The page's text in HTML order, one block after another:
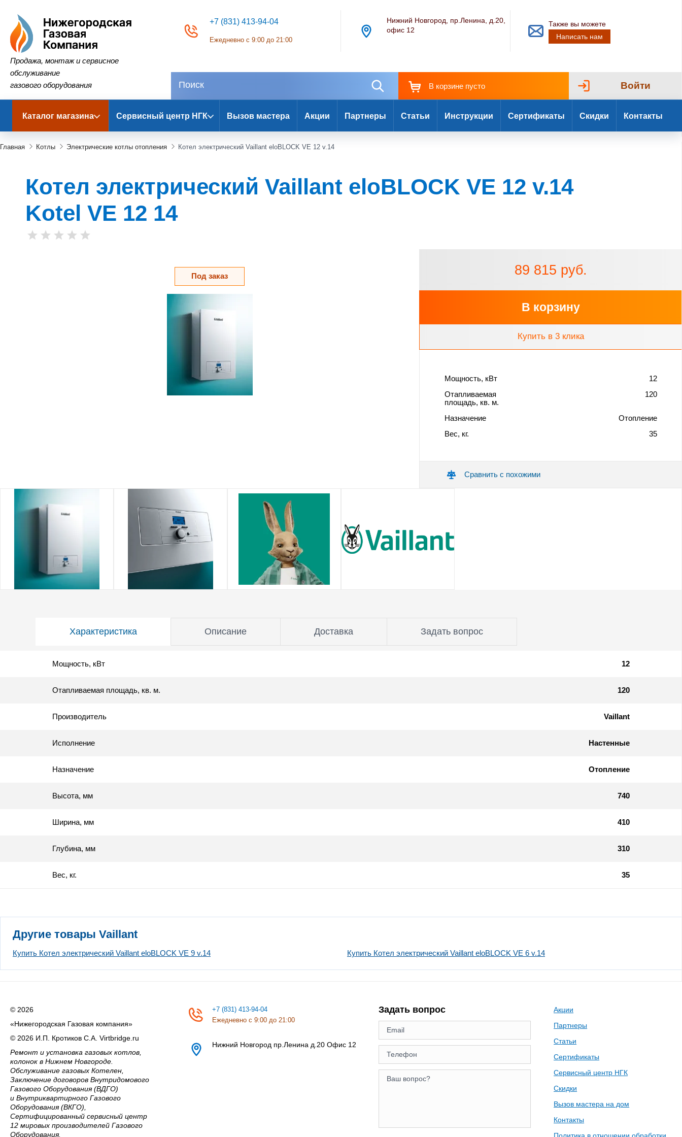
Нижегородская Газовая Компания
Продажа, монтаж и сервисное
обслуживание
газового оборудования
+7 (831) 413-94-04
Ежедневно с 9:00 до 21:00
Нижний Новгород, пр.Ленина, д.20,
офис 12
Также вы можете
Написать нам
В корзине пусто Войти
Каталог магазина Сервисный центр НГК Вызов мастера Акции Партнеры Статьи Инструкции Сертификаты Скидки Контакты
Главная Котлы Электрические котлы отопления Котел электрический Vaillant eloBLOCK VE 12 v.14
Котел электрический Vaillant eloBLOCK VE 12 v.14
Kotel VE 12 14
Под заказ 89 815 руб.
В корзину
Купить в 3 клика
Мощность, кВт
12
Отапливаемая
площадь, кв. м.
120
Назначение
Отопление
Вес, кг.
35
Сравнить с похожими
Характеристика Описание Доставка Задать вопрос
Мощность, кВт 12
Отапливаемая площадь, кв. м. 120
Производитель Vaillant
Исполнение Настенные
Назначение Отопление
Высота, мм 740
Ширина, мм 410
Глубина, мм 310
Вес, кг. 35
Другие товары Vaillant
Купить Котел электрический Vaillant eloBLOCK VE 9 v.14 Купить Котел электрический Vaillant eloBLOCK VE 6 v.14
© 2026
«Нижегородская Газовая компания»
© 2026 И.П. Кротиков С.А. Virtbridge.ru
Ремонт и установка газовых котлов,
колонок в Нижнем Новгороде.
Обслуживание газовых Котелен,
Заключение договоров Внутридомового
Газового Оборудования (ВДГО)
и Внутриквартирного Газового
Оборудования (ВКГО),
Сертифицированный сервисный центр
12 мировых производителей Газового
Оборудования.
+7 (831) 413-94-04
Ежедневно с 9:00 до 21:00
Нижний Новгород пр.Ленина д.20 Офис 12
Задать вопрос
Акции
Партнеры
Статьи
Сертификаты
Сервисный центр НГК
Скидки
Вызов мастера на дом
Контакты
Политика в отношении обработки